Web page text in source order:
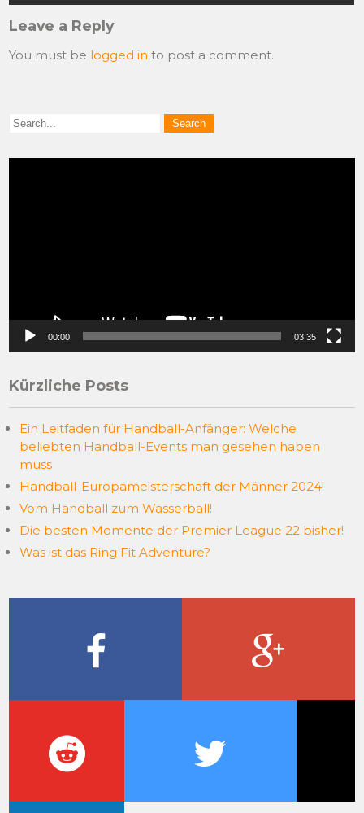
Leave a Reply
You must be logged in to post a comment.
00:00 03:35
Kürzliche Posts
Ein Leitfaden für Handball-Anfänger: Welche
beliebten Handball-Events man gesehen haben
muss
Handball-Europameisterschaft der Männer 2024!
Vom Handball zum Wasserball!
Die besten Momente der Premier League 22 bisher!
Was ist das Ring Fit Adventure?